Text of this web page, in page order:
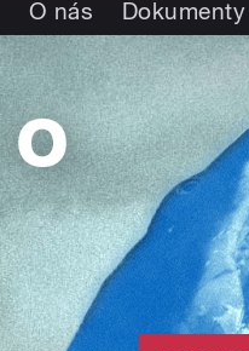
O nás Dokumenty